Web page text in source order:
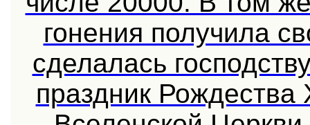
гонения получила
сделалась
праздник